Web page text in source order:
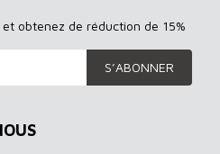
obtenez de réduction de 15%
S’ABONNER